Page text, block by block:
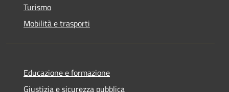
Turismo
Mobilità e trasporti
Educazione e formazione
Giustizia e sicurezza pubblica